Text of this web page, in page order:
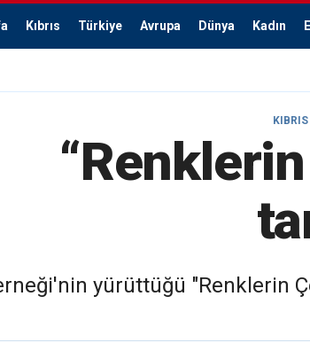
Kıbrıs Türkiye Avrupa Dünya Kadın
KIBRIS
yürüttüğü